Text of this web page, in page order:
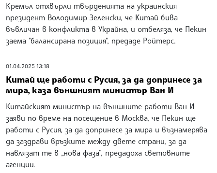
Кремъл отхвърли твърденията на украинския
президент Володимир Зеленски, че Китай бива
въвличан в конфликта в Украйна, и отбеляза, че Пекин
заема "балансирана позиция", предаде Ройтерс.
01.04.2025 13:18
Китай ще работи с Русия, за да допринесе за
мира, каза външният министър Ван И
Китайският министър на външните работи Ван И
заяви по време на посещение в Москва, че Пекин ще
работи с Русия, за да допринесе за мира и възнамерява
да заздрави връзките между двете страни, за да
навлязат те в „нова фаза“, предадоха световните
агенции.